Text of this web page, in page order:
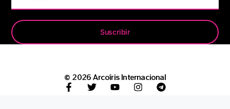
Suscribir
© 2026 Arcoíris Internacional